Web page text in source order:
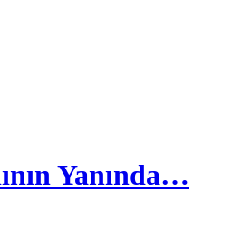
Yanında…